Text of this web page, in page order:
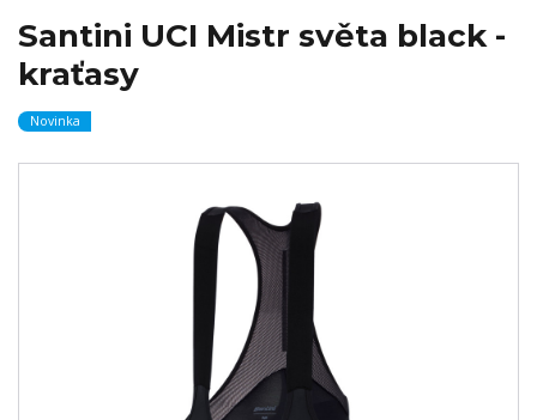
Santini UCI Mistr světa black -
kraťasy
Novinka